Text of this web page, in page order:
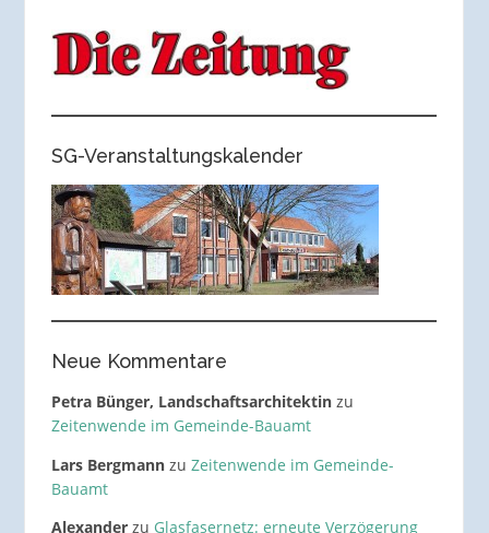
SG-Veranstaltungskalender
Neue Kommentare
Petra Bünger, Landschaftsarchitektinzu
Zeitenwende im Gemeinde-Bauamt
Lars Bergmannzu Zeitenwende im Gemeinde-
Bauamt
Alexanderzu Glasfasernetz: erneute Verzögerung